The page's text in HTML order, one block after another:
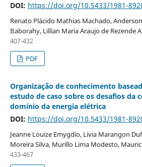
DOI: https://doi.org/10.5433/1981-
Renato Plácido Mathias Machado,
Itaborahy, Lillian Maria Araujo de Rezende
407-432
PDF
Organização de conhecimento
estudo de caso sobre os desafios da
domínio da energia elétrica
DOI: https://doi.org/10.5433/1981-
Jeanne Louize Emygdio, Livia Marangon
Moreira Silva, Murillo Lima Modesto,
433-467